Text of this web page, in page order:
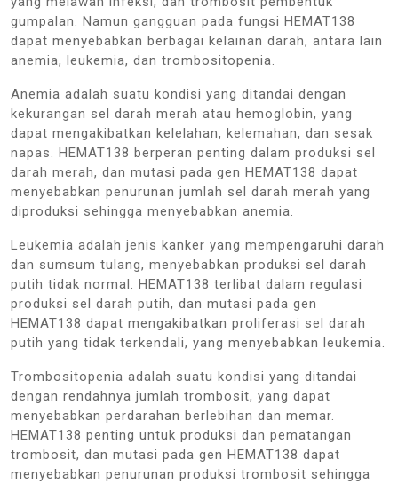
gumpalan. Namun gangguan pada fungsi HEMAT138
dapat menyebabkan berbagai kelainan darah, antara lain
anemia, leukemia, dan trombositopenia.
Anemia adalah suatu kondisi yang ditandai dengan
kekurangan sel darah merah atau hemoglobin, yang
dapat mengakibatkan kelelahan, kelemahan, dan sesak
napas. HEMAT138 berperan penting dalam produksi sel
darah merah, dan mutasi pada gen HEMAT138 dapat
menyebabkan penurunan jumlah sel darah merah yang
diproduksi sehingga menyebabkan anemia.
Leukemia adalah jenis kanker yang mempengaruhi darah
dan sumsum tulang, menyebabkan produksi sel darah
putih tidak normal. HEMAT138 terlibat dalam regulasi
produksi sel darah putih, dan mutasi pada gen
HEMAT138 dapat mengakibatkan proliferasi sel darah
putih yang tidak terkendali, yang menyebabkan leukemia.
Trombositopenia adalah suatu kondisi yang ditandai
dengan rendahnya jumlah trombosit, yang dapat
menyebabkan perdarahan berlebihan dan memar.
HEMAT138 penting untuk produksi dan pematangan
trombosit, dan mutasi pada gen HEMAT138 dapat
menyebabkan penurunan produksi trombosit sehingga